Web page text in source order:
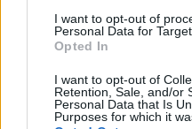
I want to opt-out of
Personal Data for
Opted In
I want to opt-out of
Retention, Sale, and/or
Personal Data that Is
Purposes for which it